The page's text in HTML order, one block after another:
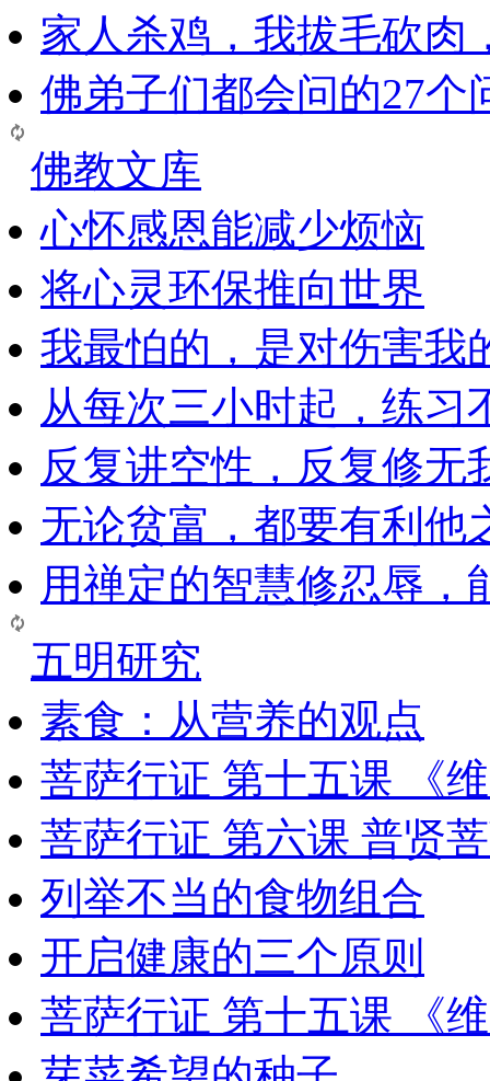
家人杀鸡，我拔毛砍肉
佛弟子们都会问的27个
佛教文库
心怀感恩能减少烦恼
将心灵环保推向世界
我最怕的，是对伤害我
从每次三小时起，练习
反复讲空性，反复修无
无论贫富，都要有利他
用禅定的智慧修忍辱，
五明研究
素食：从营养的观点
菩萨行证 第十五课 《
菩萨行证 第六课 普贤
列举不当的食物组合
开启健康的三个原则
菩萨行证 第十五课 《